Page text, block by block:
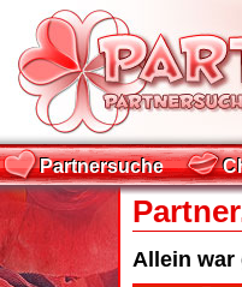
Partnersuche
Partnersuche
Allein war